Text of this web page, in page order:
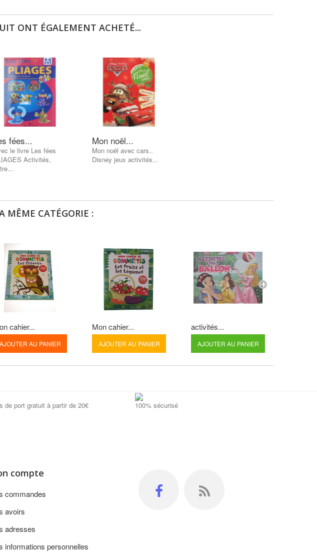
ONT ÉGALEMENT ACHETÉ...
fées...
le livre Les fées
Activités,
Mon noël...
Mon noël avec cars..
Disney jeux activités...
MÊME CATÉGORIE :
cahier...
AJOUTER AU PANIER
Mon cahier...
AJOUTER AU PANIER
activités...
AJOUTER AU PANIER
de port gratuit à partir de 20€ 100% sécurisé
compte
commandes
avoirs
adresses
informations personnelles